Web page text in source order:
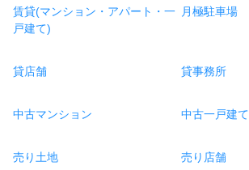
賃貸(マンション・アパート・一
戸建て)
月極駐車場
貸店舗 貸事務所
中古マンション 中古一戸建て
売り土地 売り店舗